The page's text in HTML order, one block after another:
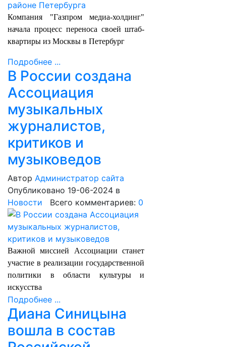
Компания "Газпром медиа-холдинг"
начала процесс переноса своей штаб-
квартиры из Москвы в Петербург
Подробнее ...
В России создана
Ассоциация
музыкальных
журналистов,
критиков и
музыковедов
Автор Администратор сайта
Опубликовано 19-06-2024 в
Новости Всего комментариев: 0
Важной миссией Ассоциации станет
участие в реализации государственной
политики в области культуры и
искусства
Подробнее ...
Диана Синицына
вошла в состав